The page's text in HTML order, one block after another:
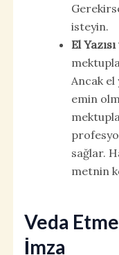
isteyin.
El
Ancak el
emin
sağlar.
metnin
Veda
İmza